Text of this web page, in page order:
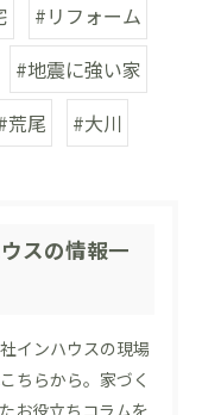
#リフォーム
#地震に強い家
荒尾 #大川
スの情報一
インハウスの現場
ちらから。家づく